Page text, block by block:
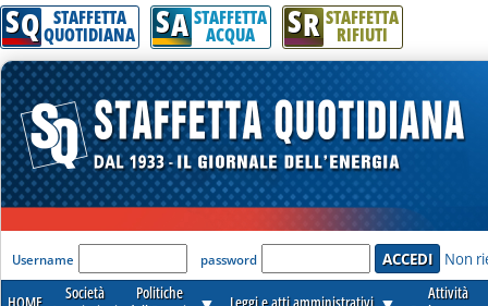
SQ STAFFETTA
QUOTIDIANA SA STAFFETTA
ACQUA SR STAFFETTA
RIFIUTI
'Modulo Login per accedere'
Username password Non
HOME
Società
Politiche
Leggi e atti amministrativi
Attività